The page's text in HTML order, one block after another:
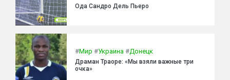
Ода Сандро Дель Пьеро
#Мир #Украина #Донецк
Драман Траоре: «Мы взяли важные три
очка»